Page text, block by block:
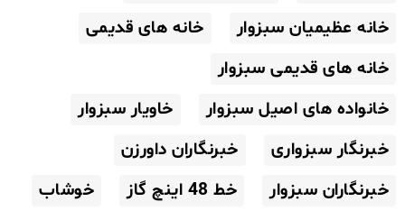
خانه عظیمیان سبزوار
خانه های قدیمی
خانه های قدیمی سبزوار
خانواده های اصیل سبزوار
خاویار سبزوار
خبرنگار سبزواری
خبرنگاران داورزن
خبرنگاران سبزوار
خط 48 اینچ گاز
خوشاب